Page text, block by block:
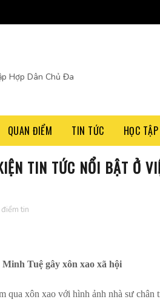
Hợp Dân Chủ Đa
QUAN ĐIỂM TIN TỨC HỌC
TIN TỨC NỔI BẬT Ở
điểm tin
Tuệ gây xôn xao xã hội
qua xôn xao với hình ảnh nhà sư chân